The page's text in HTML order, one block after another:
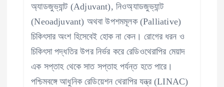
অ্যাডজুভ্যান্ট (Adjuvant), নিওঅ্যাডজুভ্যান্ট
(Neoadjuvant) অথবা উপশমমূলক (Palliative)
চিকিৎসার অংশ হিসেবেই হোক না কেন। রোগের ধরন ও
চিকিৎসা পদ্ধতির উপর নির্ভর করে রেডিওথেরাপির মেয়াদ
এক সপ্তাহ থেকে সাত সপ্তাহ পর্যন্ত হতে পারে।
পশ্চিমবঙ্গে আধুনিক রেডিয়েশন থেরাপির যন্ত্র (LINAC)